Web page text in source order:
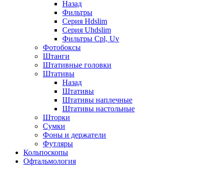
Назад
Фильтры
Серия Hdslim
Серия Uhdslim
Фильтры Cpl, Uv
Фотобоксы
Штанги
Штативные головки
Штативы
Назад
Штативы
Штативы наплечные
Штативы настольные
Шторки
Сумки
Фоны и держатели
Футляры
Кольпоскопы
Офтальмология